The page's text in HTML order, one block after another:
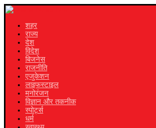
शहर
राज्य
देश
विदेश
बिजनेस
राजनीति
एजुकेशन
लाइफस्टाइल
मनोरंजन
विज्ञान और तकनीक
स्पोर्ट्स
धर्म